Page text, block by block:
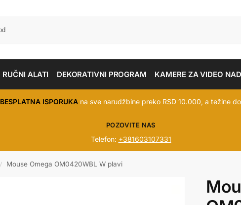
RUČNI ALATI DEKORATIVNI PROGRAM KAMERE ZA VIDEO
BESPLATNA ISPORUKAna sve narudžbine preko RSD 10.000, a težine
POZOVITE NAS
Telefon: +381603107331
/ Mouse Omega OM0420WBL W plavi